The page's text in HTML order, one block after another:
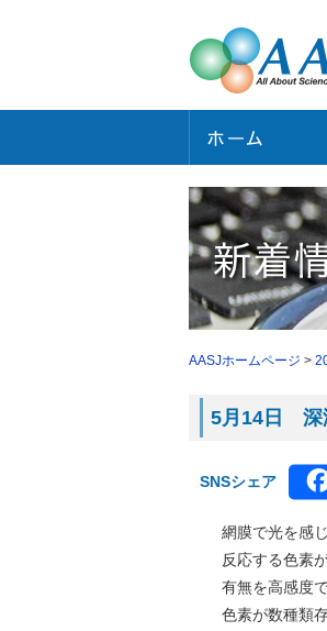
AASJホームページ >
5月14日 深
SNSシェア
網膜で光を感
反応する色素
有無を高感度
色素が数種類